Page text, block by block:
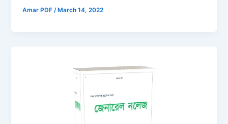
Amar PDF/ March 14, 2022